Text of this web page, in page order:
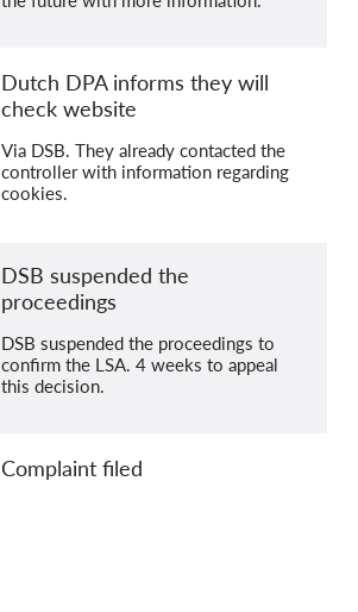
Dutch DPA informs they will
check website
Via DSB. They already contacted the
controller with information regarding
cookies.
DSB suspended the
proceedings
DSB suspended the proceedings to
confirm the LSA. 4 weeks to appeal
this decision.
Complaint filed